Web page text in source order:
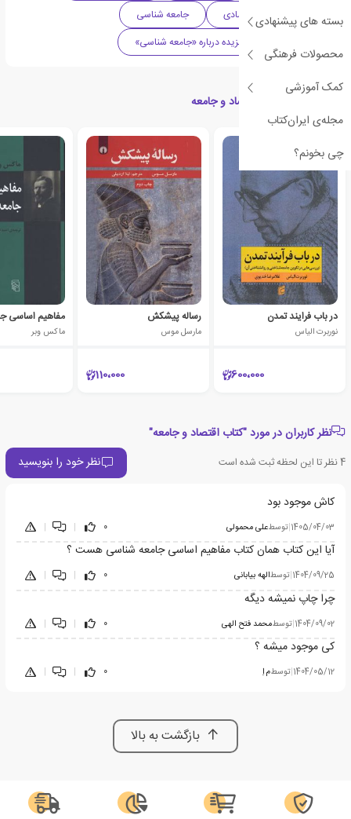
بسته های پیشنهادی
محصولات فرهنگی
کمک آموزشی
مجله‌ی ایران‌کتاب
چی بخونم؟
فلسفی
اقتصادی
جامعه شناسی
فهرست کتاب های برگزیده درباره «جامعه شناسی»
کتاب های مرتبط با اقتصاد و جامعه
در باب فرایند تمدن
نوربرت الیاس
600،000
رساله پیشکش
مارسل موس
110،000
مفاهیم اساسی
ماکس وبر
نظر کاربران در مورد "کتاب اقتصاد و جامعه"
4 نظر تا این لحظه ثبت شده است نظر خود را بنویسید
کاش موجود بود
1405/04/03
|توسطعلی محمولی 0
|
|
آیا این کتاب همان کتاب مفاهیم اساسی جامعه شناسی هست ؟
1404/09/25
|توسطالهه بیابانی 0
|
|
چرا چاپ نمیشه دیگه
1404/09/02
|توسطمحمد فتح الهی 0
|
|
کی موجود میشه ؟
1404/05/12
|توسطم اِ 0
|
|
بازگشت به بالا